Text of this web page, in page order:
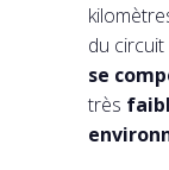
du
se
très